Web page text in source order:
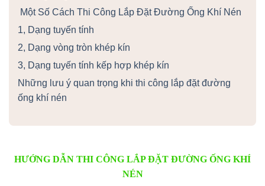
Một Số Cách Thi Công Lắp Đặt Đường Ống Khí Nén
1, Dạng tuyến tính
2, Dạng vòng tròn khép kín
3, Dạng tuyến tính kếp hợp khép kín
Những lưu ý quan trọng khi thi công lắp đặt đường
ống khí nén
HƯỚNG DẪN THI CÔNG LẮP ĐẶT ĐƯỜNG ỐNG KHÍ
NÉN